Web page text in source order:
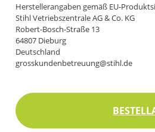
Herstellerangaben gemäß EU-
Stihl Vetriebszentrale AG & Co. KG
Robert-Bosch-Straße 13
64807 Dieburg
Deutschland
grosskundenbetreuung@stihl.de